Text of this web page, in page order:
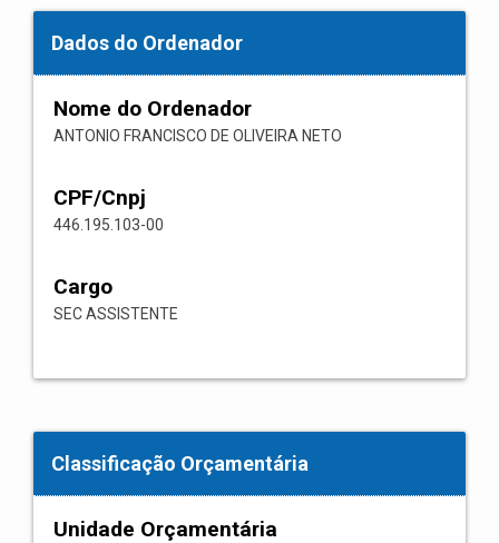
Dados do Ordenador
Nome do Ordenador
ANTONIO FRANCISCO DE OLIVEIRA NETO
CPF/Cnpj
446.195.103-00
Cargo
SEC ASSISTENTE
Classificação Orçamentária
Unidade Orçamentária